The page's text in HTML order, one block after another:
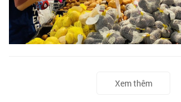
Xem thêm